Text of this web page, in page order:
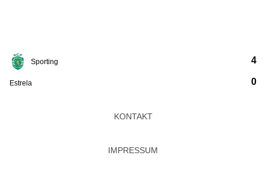
Sporting
Estrela
4
0
KONTAKT
IMPRESSUM